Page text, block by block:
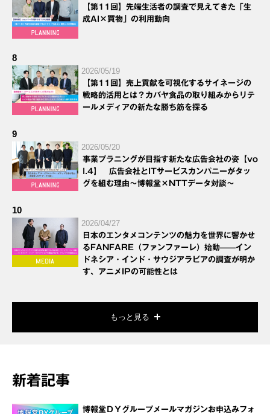
【第11回】先端生活者の調査で見えてきた「生
成AI×買物」の利用動向
8
2026/05/19
【第11回】売上貢献を可視化するサイネージの
戦略的活用とは？カバヤ食品の取り組みからリテ
ールメディアの新たな勝ち筋を探る
9
2026/05/20
事業プラニングが目指す新たな広告会社の姿【vo
l.4】 広告会社とITサービスカンパニーがタッ
グを組む理由～博報堂×NTTデータ対談～
10
2026/04/27
日本のエンタメコンテンツの魅力を世界に響かせ
るFANFARE（ファンファーレ）始動——イン
ドネシア・インド・サウジアラビアの調査が明か
す、アニメIPの可能性とは
もっと見る
新着記事
博報堂ＤＹグループメールマガジンお申込みフォ